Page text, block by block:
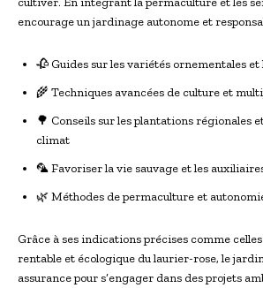
encourage un jardinage autonome et
🥀 Guides sur les variétés ornementales
🌾 Techniques avancées de culture et
🌳 Conseils sur les plantations régionales
climat
🦜 Favoriser la vie sauvage et les
🌿 Méthodes de permaculture et
Grâce à ses indications précises comme
rentable et écologique du laurier-rose, le
assurance pour s’engager dans des projets